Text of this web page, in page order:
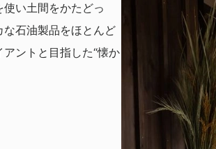
い土間をかたどっ
石油製品をほとんど
ントと目指した“懐か